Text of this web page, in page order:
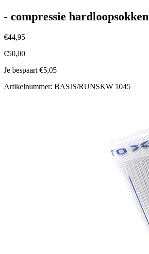
- compressie hardloopsokken
€44,95
€50,00
Je bespaart €5,05
Artikelnummer: BASIS/RUNSKW 1045